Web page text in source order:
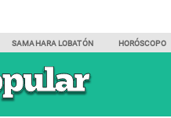
SAMAHARA LOBATÓN HORÓSCOPO